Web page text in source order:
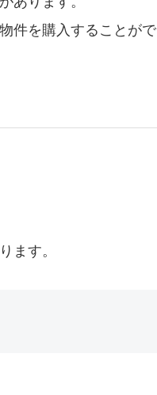
件を購入することがで
ます。